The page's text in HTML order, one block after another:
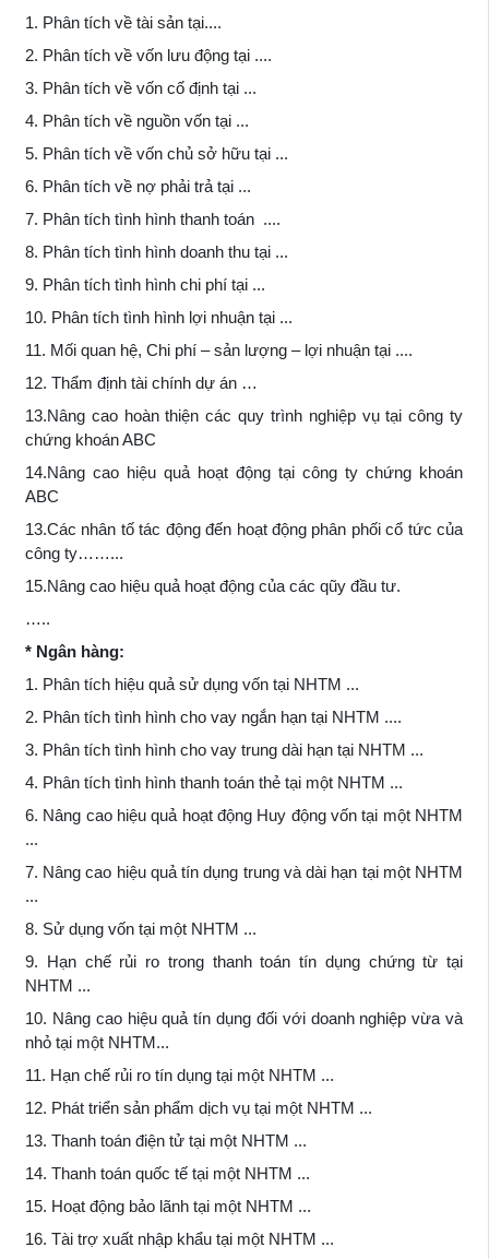
1. Phân tích về tài sản tại....
2. Phân tích về vốn lưu động tại ....
3. Phân tích về vốn cố định tại ...
4. Phân tích về nguồn vốn tại ...
5. Phân tích về vốn chủ sở hữu tại ...
6. Phân tích về nợ phải trả tại ...
7. Phân tích tình hình thanh toán ....
8. Phân tích tình hình doanh thu tại ...
9. Phân tích tình hình chi phí tại ...
10. Phân tích tình hình lợi nhuận tại ...
11. Mối quan hệ, Chi phí – sản lượng – lợi nhuận tại ....
12. Thẩm định tài chính dự án …
13.Nâng cao hoàn thiện các quy trình nghiệp vụ tại công ty
chứng khoán ABC
14.Nâng cao hiệu quả hoạt động tại công ty chứng khoán
ABC
13.Các nhân tố tác động đến hoạt động phân phối cổ tức của
công ty……...
15.Nâng cao hiệu quả hoạt động của các qũy đầu tư.
…..
* Ngân hàng:
1. Phân tích hiệu quả sử dụng vốn tại NHTM ...
2. Phân tích tình hình cho vay ngắn hạn tại NHTM ....
3. Phân tích tình hình cho vay trung dài hạn tại NHTM ...
4. Phân tích tình hình thanh toán thẻ tại một NHTM ...
6. Nâng cao hiệu quả hoạt động Huy động vốn tại một NHTM
...
7. Nâng cao hiệu quả tín dụng trung và dài hạn tại một NHTM
...
8. Sử dụng vốn tại một NHTM ...
9. Hạn chế rủi ro trong thanh toán tín dụng chứng từ tại
NHTM ...
10. Nâng cao hiệu quả tín dụng đối với doanh nghiệp vừa và
nhỏ tại một NHTM...
11. Hạn chế rủi ro tín dụng tại một NHTM ...
12. Phát triển sản phẩm dịch vụ tại một NHTM ...
13. Thanh toán điện tử tại một NHTM ...
14. Thanh toán quốc tế tại một NHTM ...
15. Hoạt động bảo lãnh tại một NHTM ...
16. Tài trợ xuất nhập khẩu tại một NHTM ...